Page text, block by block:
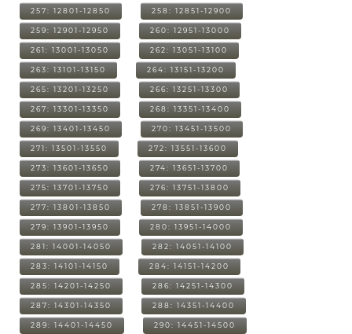
257: 12801-12850 258: 12851-12900
259: 12901-12950 260: 12951-13000
261: 13001-13050 262: 13051-13100
263: 13101-13150 264: 13151-13200
265: 13201-13250 266: 13251-13300
267: 13301-13350 268: 13351-13400
269: 13401-13450 270: 13451-13500
271: 13501-13550 272: 13551-13600
273: 13601-13650 274: 13651-13700
275: 13701-13750 276: 13751-13800
277: 13801-13850 278: 13851-13900
279: 13901-13950 280: 13951-14000
281: 14001-14050 282: 14051-14100
283: 14101-14150 284: 14151-14200
285: 14201-14250 286: 14251-14300
287: 14301-14350 288: 14351-14400
289: 14401-14450 290: 14451-14500